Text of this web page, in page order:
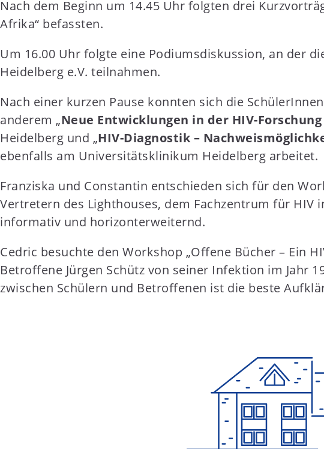
Nach dem Beginn um 14.45 Uhr folgten drei
Afrika“ befassten.
Um 16.00 Uhr folgte eine Podiumsdiskussion, an der
Heidelberg e.V. teilnahmen.
Nach einer kurzen Pause konnten sich die
anderem „Neue Entwicklungen in der HIV-
Heidelberg und „HIV-Diagnostik –
ebenfalls am Universitätsklinikum Heidelberg arbeitet.
Franziska und Constantin entschieden sich für den
Vertretern des Lighthouses, dem Fachzentrum für HIV
informativ und horizonterweiternd.
Cedric besuchte den Workshop „Offene Bücher – Ein
Betroffene Jürgen Schütz von seiner Infektion im Jahr
zwischen Schülern und Betroffenen ist die beste